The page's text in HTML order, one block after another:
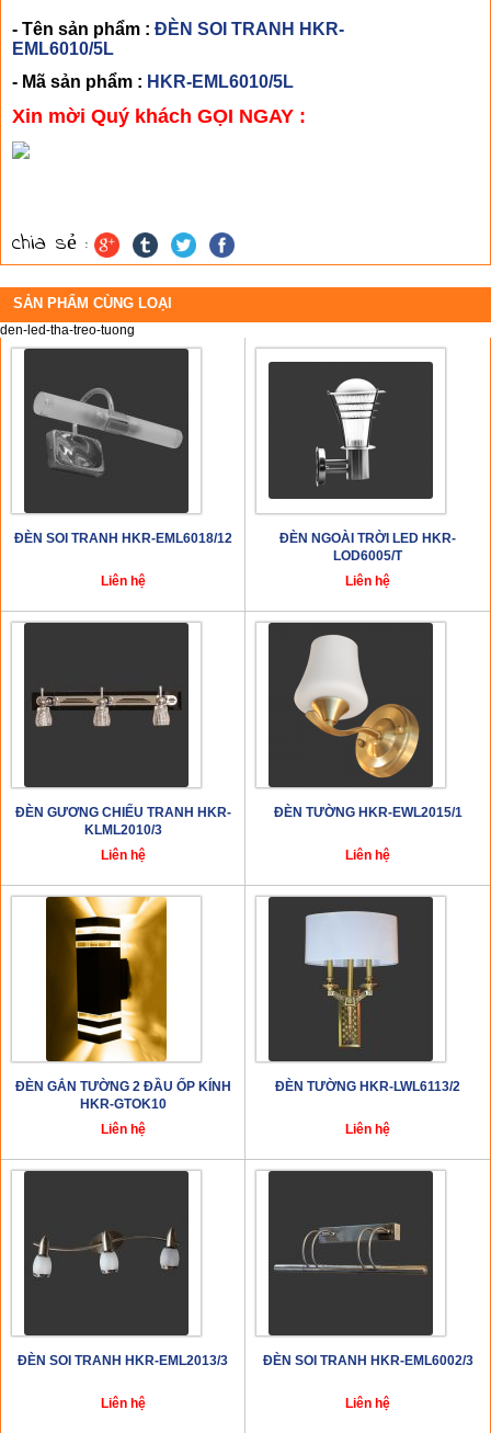
- Tên sản phẩm : ĐÈN SOI TRANH HKR-
EML6010/5L
- Mã sản phẩm : HKR-EML6010/5L
Xin mời Quý khách GỌI NGAY :
chia sẻ :
SẢN PHẨM CÙNG LOẠI
den-led-tha-treo-tuong
ĐÈN SOI TRANH HKR-EML6018/12
Liên hệ
ĐÈN NGOÀI TRỜI LED HKR-
LOD6005/T
Liên hệ
ĐÈN GƯƠNG CHIẾU TRANH HKR-
KLML2010/3
Liên hệ
ĐÈN TƯỜNG HKR-EWL2015/1
Liên hệ
ĐÈN GẮN TƯỜNG 2 ĐẦU ỐP KÍNH
HKR-GTOK10
Liên hệ
ĐÈN TƯỜNG HKR-LWL6113/2
Liên hệ
ĐÈN SOI TRANH HKR-EML2013/3
Liên hệ
ĐÈN SOI TRANH HKR-EML6002/3
Liên hệ